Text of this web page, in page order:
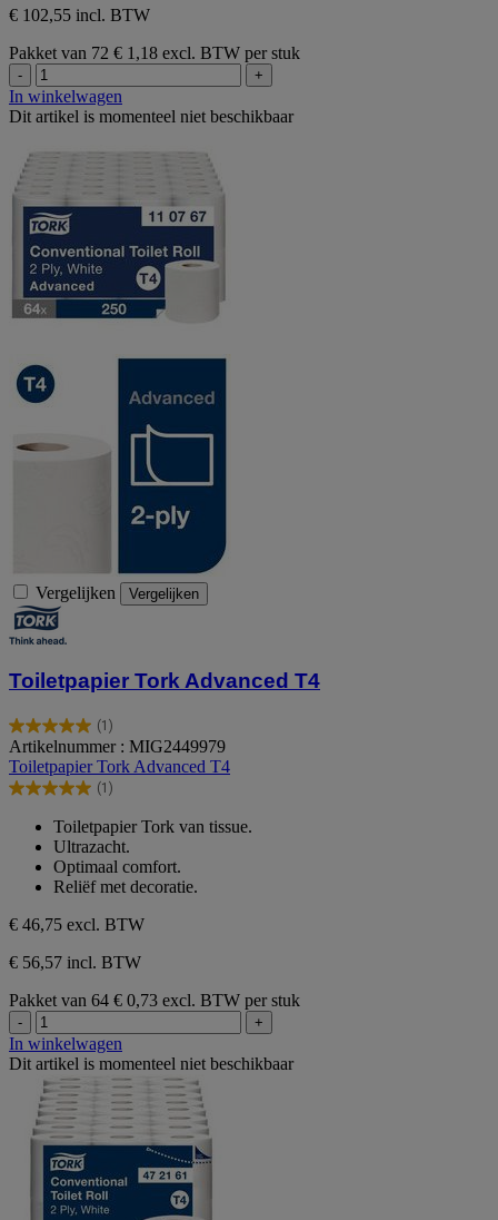
€ 102,55 incl. BTW
Pakket van 72 € 1,18 excl. BTW per stuk
- +
In winkelwagen
Dit artikel is momenteel niet beschikbaar
Vergelijken Vergelijken
Toiletpapier Tork Advanced T4
(1)
5.0
van
de
5
beoordeling
Artikelnummer : MIG2449979
Toiletpapier Tork Advanced T4
(1)
5.0
sterren.
beoordeling
Toiletpapier Tork van tissue.
Ultrazacht.
Optimaal comfort.
Reliëf met decoratie.
€ 46,75 excl. BTW
€ 56,57 incl. BTW
Pakket van 64 € 0,73 excl. BTW per stuk
- +
In winkelwagen
Dit artikel is momenteel niet beschikbaar